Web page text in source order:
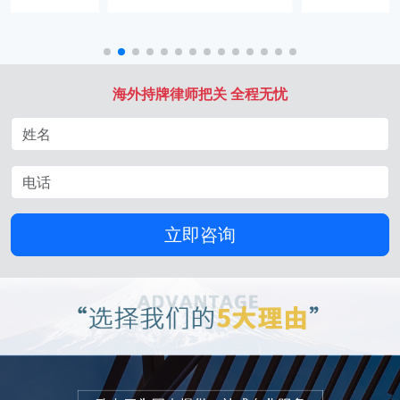
海外持牌律师把关 全程无忧
立即咨询